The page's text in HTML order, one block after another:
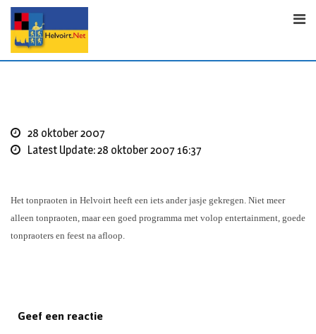
p
28 oktober 2007
Latest Update: 28 oktober 2007 16:37
Het tonpraoten in Helvoirt heeft een iets ander jasje gekregen. Niet meer
alleen tonpraoten, maar een goed programma met volop entertainment, goede
tonpraoters en feest na afloop.
Geef een reactie